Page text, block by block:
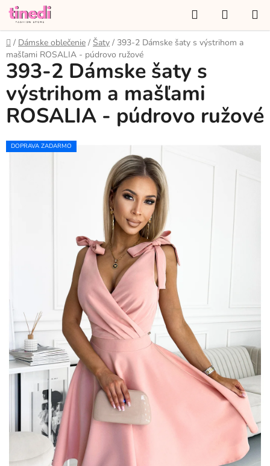
Prejsť
obsah
Hľadať
KOŠÍK
Domov
/ Dámske oblečenie / Šaty / 393-2 Dámske šaty s výstrihom a
mašľami ROSALIA - púdrovo ružové
393-2 Dámske šaty s
výstrihom a mašľami
ROSALIA - púdrovo ružové
DOPRAVA ZADARMO